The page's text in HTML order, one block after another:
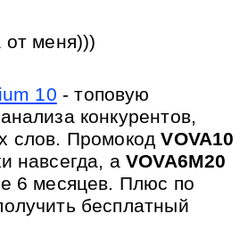
меня)))
10 - топовую
конкурентов,
слов. Промокод
навсегда, а
6 месяцев. Плюс по
бесплатный